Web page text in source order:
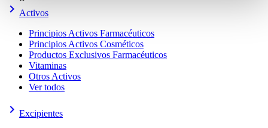
keyboard_arrow_right Activos
Principios Activos Farmacéuticos
Principios Activos Cosméticos
Productos Exclusivos Farmacéuticos
Vitaminas
Otros Activos
Ver todos
keyboard_arrow_right Excipientes